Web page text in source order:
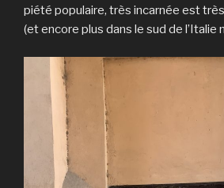
piété populaire, très incarnée est
(et encore plus dans le sud de l’Italie